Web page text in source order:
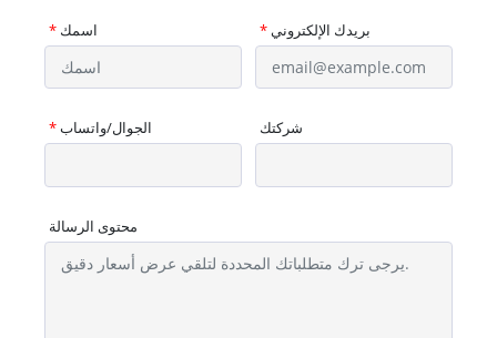
* اسمك *بريدك الإلكتروني
*الجوال/واتساب شركتك
محتوى الرسالة